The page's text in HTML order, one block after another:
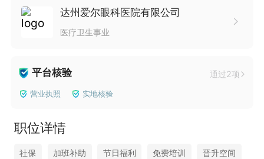
达州爱尔眼科医院有限公司
医疗卫生事业
平台核验 通过2项
营业执照 实地核验
职位详情
社保 加班补助 节日福利 免费培训 晋升空间